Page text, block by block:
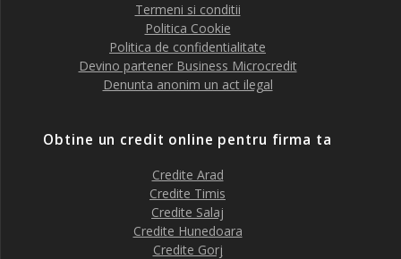
Termeni si conditii
Politica Cookie
Politica de confidentialitate
Devino partener Business Microcredit
Denunta anonim un act ilegal
Obtine un credit online pentru firma ta
Credite Arad
Credite Timis
Credite Salaj
Credite Hunedoara
Credite Gorj